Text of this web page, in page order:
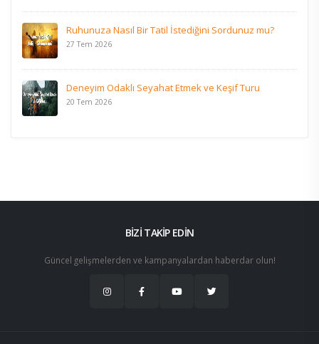
Ruhunuza Nasıl Bir Tatil İstediğini Sordunuz mu?
27 Tem 2026
Deneyim Odaklı Seyahat Etmek ve Keşif Turu
20 Tem 2026
BİZİ TAKİP EDİN
Güncel gelişmelerden ve kampanyalardan haberdar olun!